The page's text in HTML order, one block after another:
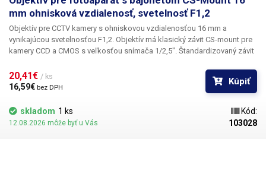
mm ohnisková vzdialenosť, svetelnosť F1,2
Objektív pre CCTV kamery s ohniskovou vzdialenosťou 16 mm a
vynikajúcou svetelnosťou F1,2. Objektív má klasický závit CS-mount pre
kamery CCD a CMOS s veľkosťou snímača 1/2,5". Štandardizovaný závit
štandard. Objektív nemá clonu, zaostrovanie sa vykonáva manuálne
(pevné zaostrenie).
20,41€ / ks
16,59€ bez DPH
Kúpiť
skladom 1 ks
12.08.2026 môže byť u Vás
Kód:
103028